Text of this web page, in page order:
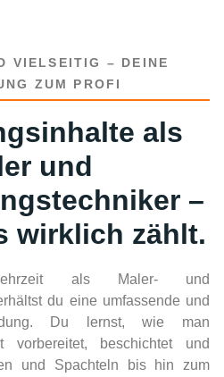
VIELSEITIG – DEINE
ZUM PROFI
als
und
–
wirklich zählt.
als Maler- und
du eine umfassende und
Du lernst, wie man
vorbereitet, beschichtet und
und Spachteln bis hin zum